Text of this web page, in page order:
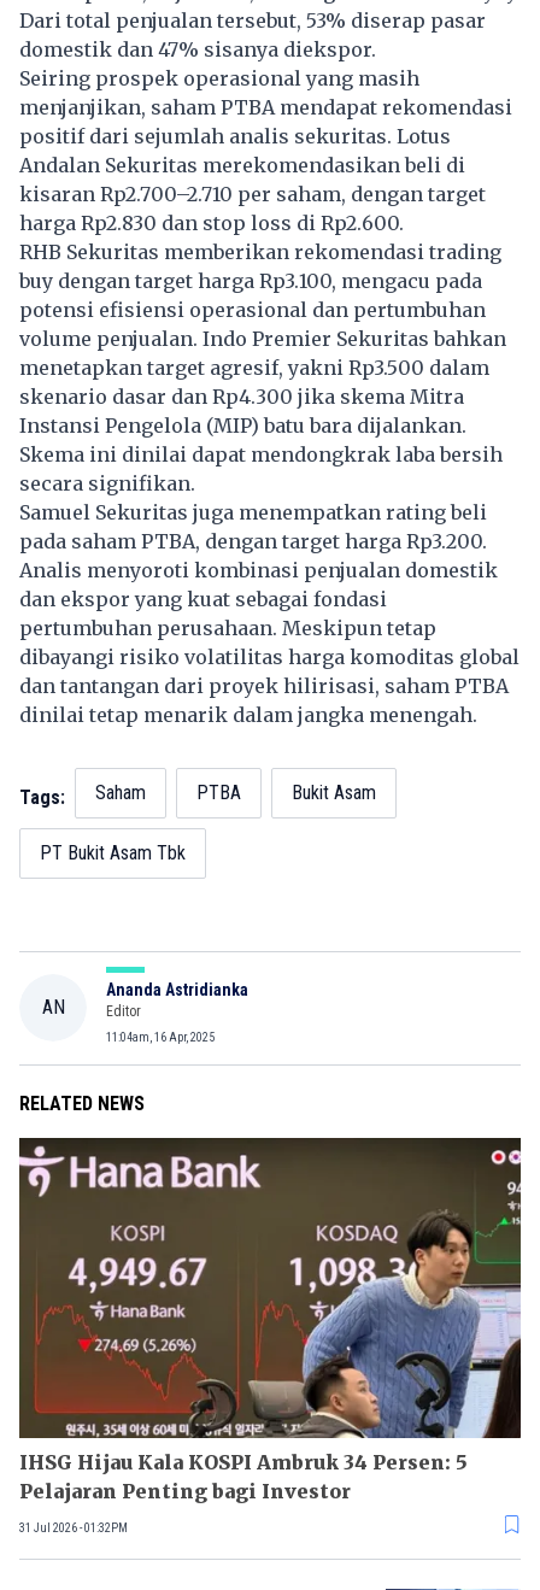
Dari total penjualan tersebut, 53% diserap pasar
domestik dan 47% sisanya diekspor.
Seiring prospek operasional yang masih
menjanjikan, saham PTBA mendapat rekomendasi
positif dari sejumlah analis sekuritas. Lotus
Andalan Sekuritas merekomendasikan beli di
kisaran Rp2.700–2.710 per saham, dengan target
harga Rp2.830 dan stop loss di Rp2.600.
RHB Sekuritas memberikan rekomendasi trading
buy dengan target harga Rp3.100, mengacu pada
potensi efisiensi operasional dan pertumbuhan
volume penjualan. Indo Premier Sekuritas bahkan
menetapkan target agresif, yakni Rp3.500 dalam
skenario dasar dan Rp4.300 jika skema Mitra
Instansi Pengelola (MIP) batu bara dijalankan.
Skema ini dinilai dapat mendongkrak laba bersih
secara signifikan.
Samuel Sekuritas juga menempatkan rating beli
pada saham PTBA, dengan target harga Rp3.200.
Analis menyoroti kombinasi penjualan domestik
dan ekspor yang kuat sebagai fondasi
pertumbuhan perusahaan. Meskipun tetap
dibayangi risiko volatilitas harga komoditas global
dan tantangan dari proyek hilirisasi, saham PTBA
dinilai tetap menarik dalam jangka menengah.
Tags: Saham PTBA Bukit Asam
PT Bukit Asam Tbk
AN
Ananda Astridianka
Editor
11:04am, 16 Apr, 2025
RELATED NEWS
IHSG Hijau Kala KOSPI Ambruk 34 Persen: 5
Pelajaran Penting bagi Investor
31 Jul 2026 - 01:32PM